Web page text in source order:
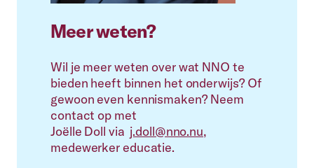
Meer weten?
Wil je meer weten over wat NNO te
bieden heeft binnen het onderwijs? Of
gewoon even kennismaken? Neem
contact op met
Joëlle Doll via j.doll@nno.nu,
medewerker educatie.